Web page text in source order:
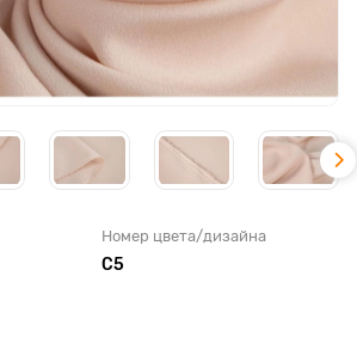
Номер цвета/дизайна
С5